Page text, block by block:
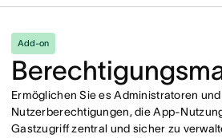
Add-on
Ermöglichen Sie es Administratoren
Nutzerberechtigungen, die App-
Gastzugriff zentral und sicher zu